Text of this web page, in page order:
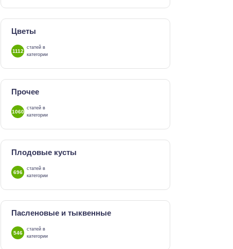
Цветы
1112
статей в
категории
Прочее
1060
статей в
категории
Плодовые кусты
696
статей в
категории
Пасленовые и тыквенные
546
статей в
категории